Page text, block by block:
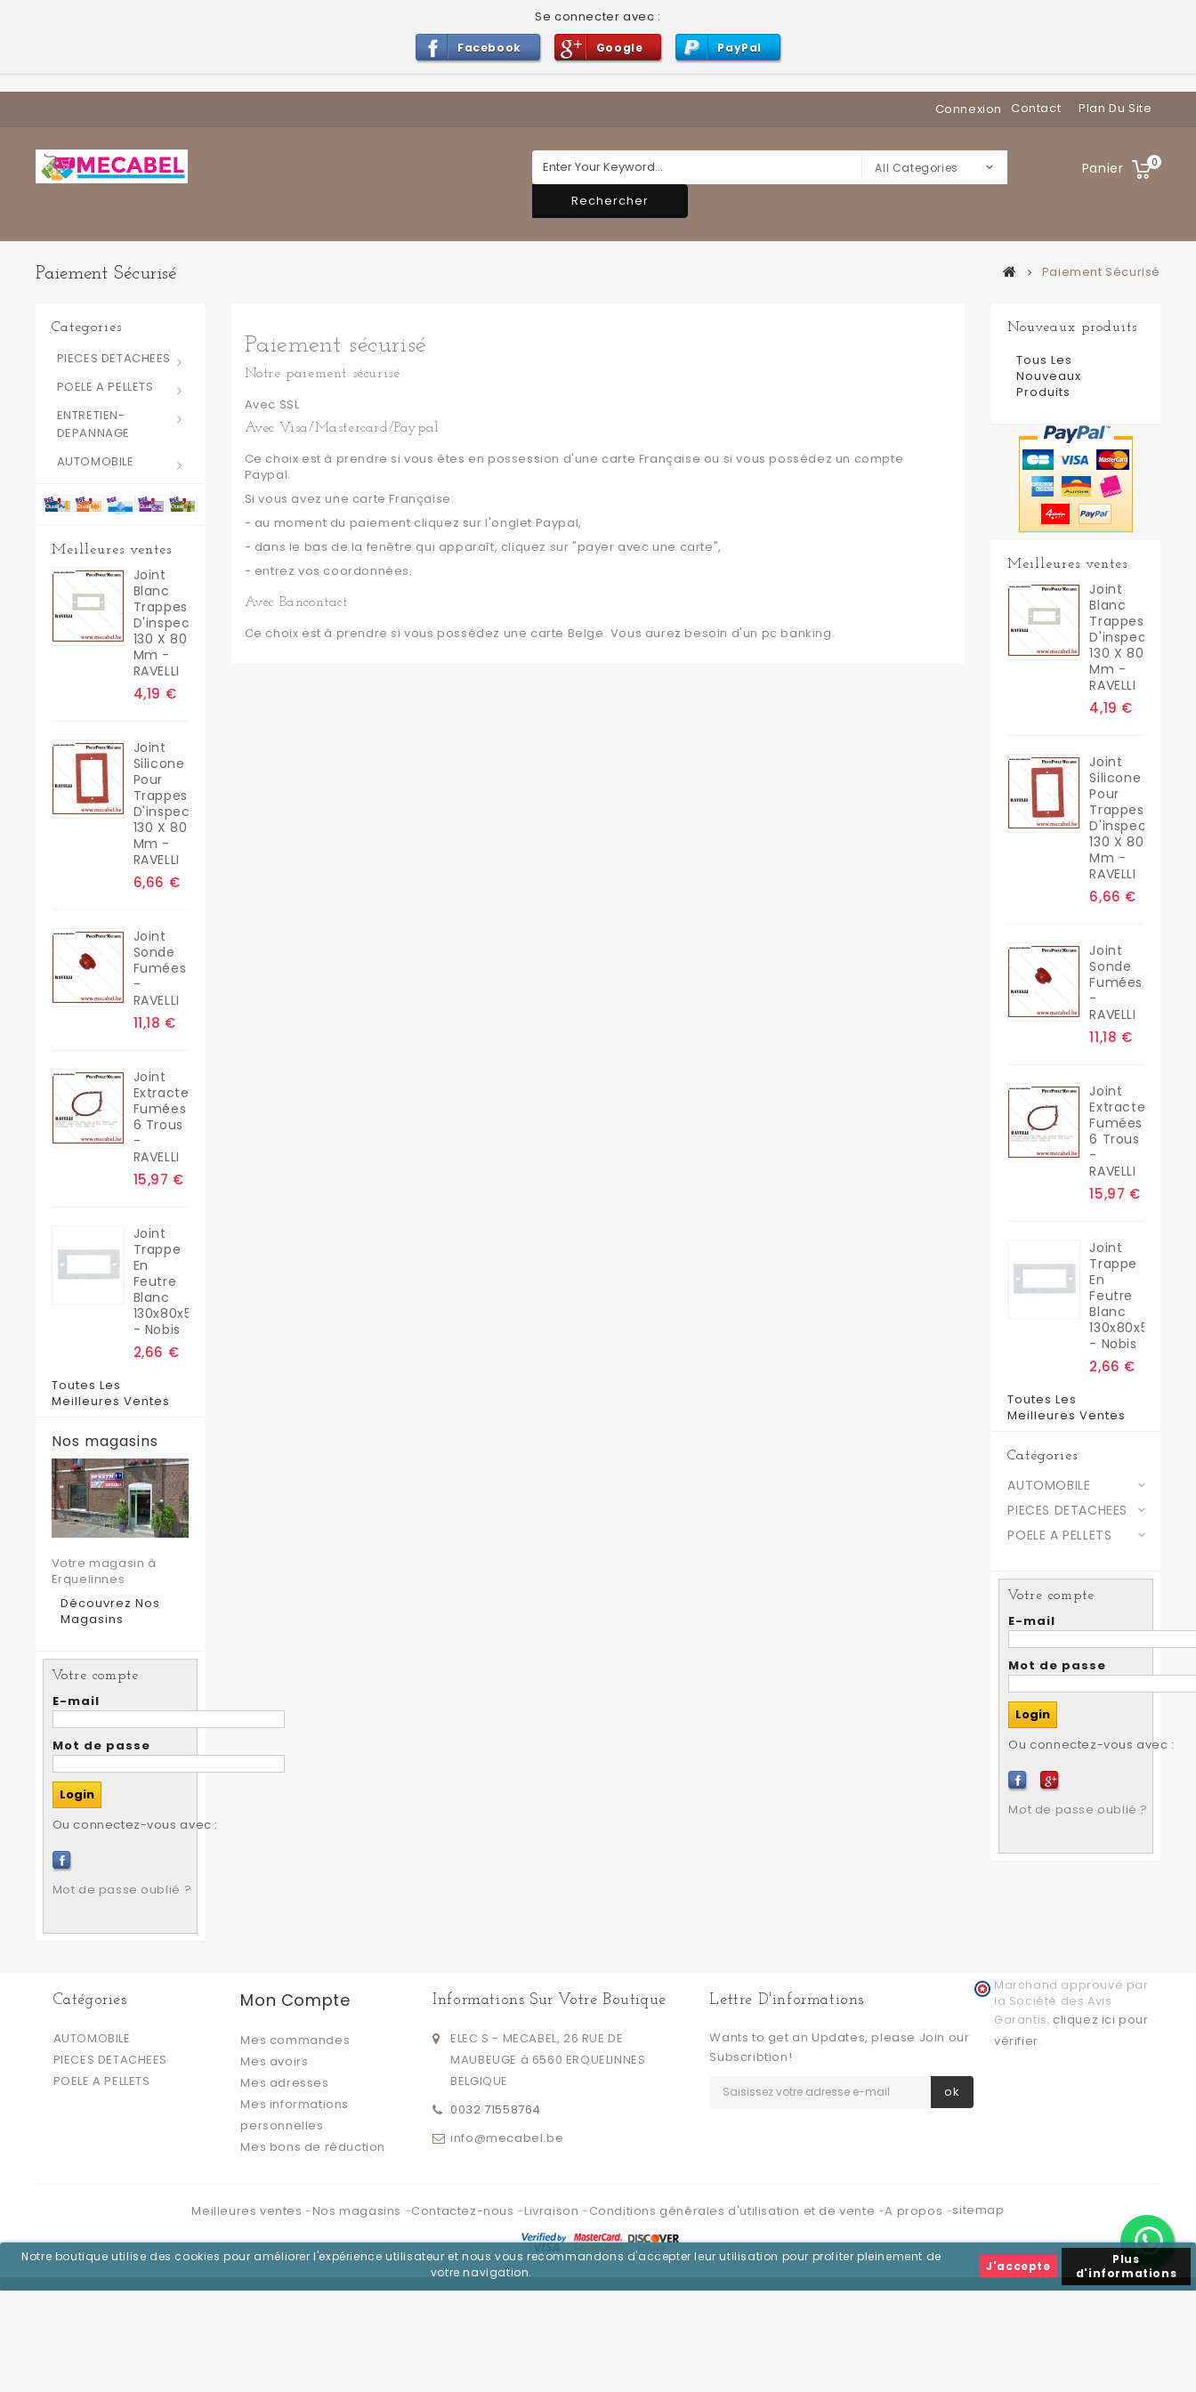
Se connecter avec :
Facebook Google PayPal
Contact Plan Du Site
Connexion
Panier 0
All Categories
Rechercher
Notre boutique utilise des cookies pour améliorer l'expérience utilisateur et nous vous recommandons d'accepter leur utilisation pour profiter pleinement de
votre navigation.
J'accepte
Plus
d'informations
Paiement Sécurisé Paiement Sécurisé
Categories
PIECES DETACHEES
POELE A PELLETS
ENTRETIEN-
DEPANNAGE
AUTOMOBILE
Meilleures ventes
Joint
Blanc
Trappes
D'inspection
130 X 80
Mm -
RAVELLI
4,19 €
Joint
Silicone
Pour
Trappes
D'inspection
130 X 80
Mm -
RAVELLI
6,66 €
Joint
Sonde
Fumées
-
RAVELLI
11,18 €
Joint
Extracteur
Fumées
6 Trous
-
RAVELLI
15,97 €
Joint
Trappe
En
Feutre
Blanc
130x80x5
- Nobis
2,66 €
Toutes Les
Meilleures Ventes
Nos magasins
Votre magasin à
Erquelinnes
Découvrez Nos
Magasins
Votre compte
E-mail
Mot de passe
Ou connectez-vous avec :
Mot de passe oublié ?
Paiement sécurisé
Notre paiement sécurisé
Avec SSL
Avec Visa/Mastercard/Paypal
Ce choix est à prendre si vous êtes en possession d'une carte Française ou si vous possédez un compte
Paypal.
Si vous avez une carte Française:
- au moment du paiement cliquez sur l'onglet Paypal,
- dans le bas de la fenêtre qui apparaît, cliquez sur "payer avec une carte",
- entrez vos coordonnées.
Avec Bancontact
Ce choix est à prendre si vous possédez une carte Belge. Vous aurez besoin d'un pc banking.
Nouveaux produits
Tous Les
Nouveaux
Produits
Meilleures ventes
Joint
Blanc
Trappes
D'inspection
130 X 80
Mm -
RAVELLI
4,19 €
Joint
Silicone
Pour
Trappes
D'inspection
130 X 80
Mm -
RAVELLI
6,66 €
Joint
Sonde
Fumées
-
RAVELLI
11,18 €
Joint
Extracteur
Fumées
6 Trous
-
RAVELLI
15,97 €
Joint
Trappe
En
Feutre
Blanc
130x80x5
- Nobis
2,66 €
Toutes Les
Meilleures Ventes
Catégories
AUTOMOBILE
PIECES DETACHEES
POELE A PELLETS
Votre compte
E-mail
Mot de passe
Ou connectez-vous avec :
Mot de passe oublié ?
Catégories
AUTOMOBILE
PIECES DETACHEES
POELE A PELLETS
Mon Compte
Mes commandes
Mes avoirs
Mes adresses
Mes informations
personnelles
Mes bons de réduction
Informations Sur Votre Boutique
ELEC S - MECABEL, 26 RUE DE
MAUBEUGE à 6560 ERQUELINNES
BELGIQUE
0032 71558764
info@mecabel.be
Lettre D'informations
Wants to get an Updates, please Join our
Subscribtion!
ok
Meilleures ventes Nos magasins Contactez-nous Livraison Conditions générales d'utilisation et de vente A propos sitemap
©2026 - Logiciel e-commerce par PrestaShop™
Marchand approuvé par
la Société des Avis
Garantis, cliquez ici pour
vérifier.